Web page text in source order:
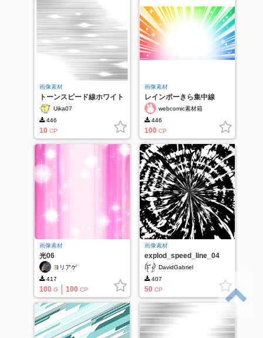
画像素材
トーンスピード線ホワイト
入
Uika07
446
10 CP
画像素材
レインボーきら集中線
webcomic素材箱
446
100 CP
画像素材
光06
ヨリアゲ
417
100 G 100 CP
画像素材
explod_speed_line_04
DavidGabriel
407
50 CP